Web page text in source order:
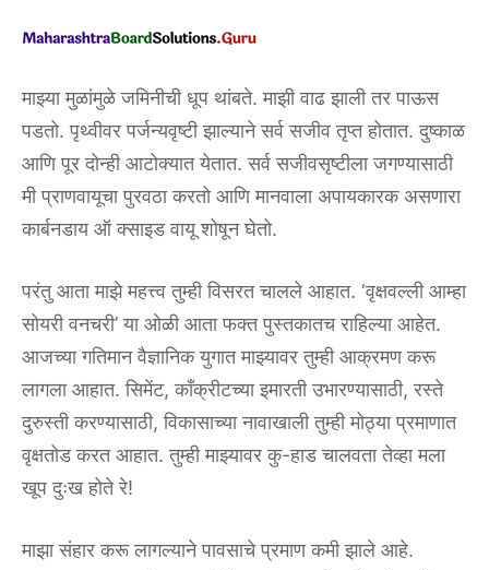
माझ्या मुळांमुळे जमिनीची धूप थांबते. माझी वाढ झाली तर पाऊस
पडतो. पृथ्वीवर पर्जन्यवृष्टी झाल्याने सर्व सजीव तृप्त होतात. दुष्काळ
आणि पूर दोन्ही आटोक्यात येतात. सर्व सजीवसृष्टीला जगण्यासाठी
मी प्राणवायूचा पुरवठा करतो आणि मानवाला अपायकारक असणारा
कार्बनडाय ऑ क्साइड वायू शोषून घेतो.
परंतु आता माझे महत्त्व तुम्ही विसरत चालले आहात. ‘वृक्षवल्ली आम्हा
सोयरी वनचरी’ या ओळी आता फक्त पुस्तकातच राहिल्या आहेत.
आजच्या गतिमान वैज्ञानिक युगात माझ्यावर तुम्ही आक्रमण करू
लागला आहात. सिमेंट, काँक्रीटच्या इमारती उभारण्यासाठी, रस्ते
दुरुस्ती करण्यासाठी, विकासाच्या नावाखाली तुम्ही मोठ्या प्रमाणात
वृक्षतोड करत आहात. तुम्ही माझ्यावर कु-हाड चालवता तेव्हा मला
खूप दुःख होते रे!
माझा संहार करू लागल्याने पावसाचे प्रमाण कमी झाले आहे.